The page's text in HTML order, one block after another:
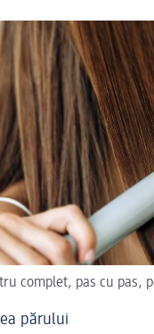
complet, pas cu pas,
părului